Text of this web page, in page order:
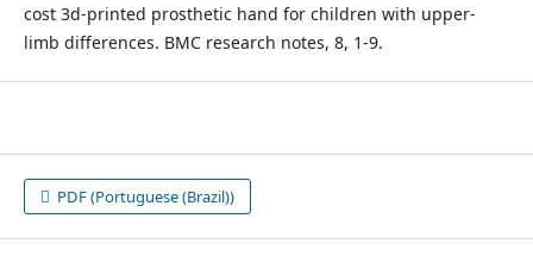
cost 3d-printed prosthetic hand for children with upper-
limb differences. BMC research notes, 8, 1-9.
PDF (Portuguese (Brazil))